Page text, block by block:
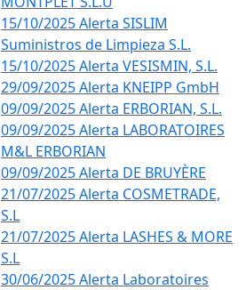
15/10/2025 Alerta SISLIM
Suministros de Limpieza S.L.
15/10/2025 Alerta VESISMIN, S.L.
29/09/2025 Alerta KNEIPP GmbH
09/09/2025 Alerta ERBORIAN, S.L.
09/09/2025 Alerta LABORATOIRES
M&L ERBORIAN
09/09/2025 Alerta DE BRUYÈRE
21/07/2025 Alerta COSMETRADE,
S.L
21/07/2025 Alerta LASHES & MORE
S.L
30/06/2025 Alerta Laboratoires